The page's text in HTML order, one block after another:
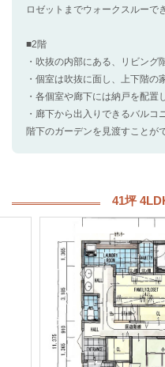
ロゼットまでウォークスルーで
■2階
・吹抜の内部にある、リビング
・個室は吹抜に面し、上下階の
・各個室や廊下には納戸を配置
・廊下から出入りできるバルコ
階下のガーデンを見渡すことが
41坪